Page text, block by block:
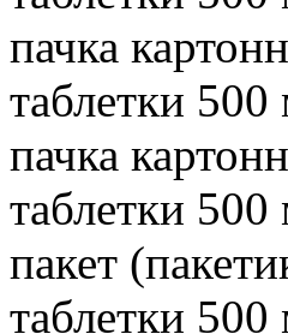
пачка
таблетки 500
пачка
таблетки 500
пакет
таблетки 500